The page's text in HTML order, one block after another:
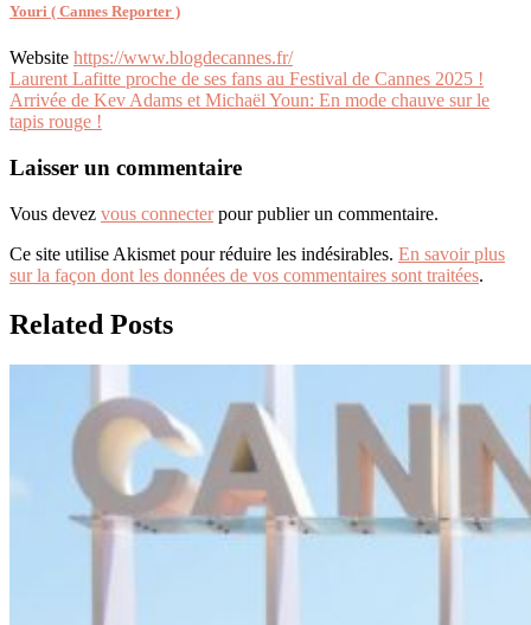
Youri ( Cannes Reporter )
Website https://www.blogdecannes.fr/
Navigation
de
Laurent Lafitte proche de ses fans au Festival de Cannes 2025 !
Arrivée de Kev Adams et Michaël Youn: En mode chauve sur le
tapis rouge !
Laisser un commentaire
Vous devez vous connecterpour publier un commentaire.
Ce site utilise Akismet pour réduire les indésirables. En savoir plus
sur la façon dont les données de vos commentaires sont traitées.
Related Posts